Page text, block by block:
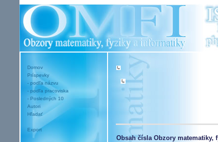
Domov
Príspevky
- podľa názvu
- podľa pracoviska
- Posledných 10
Autori
Hľadať
Export
Obsah čísla Obzory matematiky,